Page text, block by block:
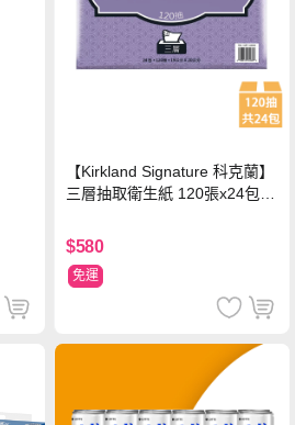
【Kirkland Signature 科克蘭】
三層抽取衛生紙 120張x24包x1
$580
免運